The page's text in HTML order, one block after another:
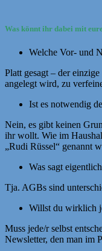
Was könnt ihr dabei mit
Welche Vor- und
Platt gesagt – der
angelegt wird, zu
Ist es notwendig
Nein, es gibt keinen
ihr wollt. Wie im
„Rudi Rüssel“ genannt
Was sagt
Tja. AGBs sind
Willst du wirklich
Muss jede/r selbst
Newsletter, den man im